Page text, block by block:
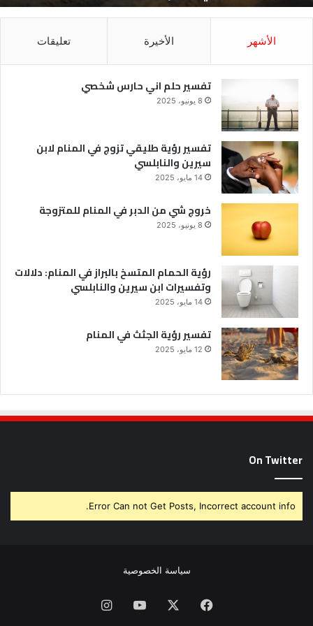
الأشهر الأخيرة تعليقات
تفسير حلم اني حارس شخصي
8 يونيو، 2025
تفسير رؤية طليقي تزوج في المنام لابن
سيرين والنابلسي
14 مايو، 2025
خروج شي من الدبر في المنام للمتزوجة
8 يونيو، 2025
رؤية الحمام المتسخ بالبراز في المنام: دلالات
وتفسيرات ابن سيرين والنابلسي
14 مايو، 2025
تفسير رؤية الجثث في المنام
12 مايو، 2025
On Twitter
Error Can not Get Posts, Incorrect account info.
سياسة الخصوصية
فيسبوك يوتيوبانستقرام